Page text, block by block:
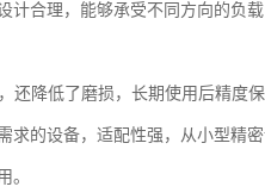
合理，能够承受不同方向的负
还降低了磨损，长期使用后精度
的设备，适配性强，从小型精
。